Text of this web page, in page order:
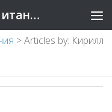
Магазин СПОРТИВНОГО питания
>Articles by: Кирилл